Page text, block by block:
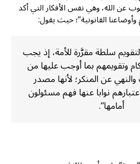
عن الله، وهي نفس الأفكار التي أكد
وأوضاعنا القانونية”؛ حيث يقول:
سلطة مقرَّرة للأمة، إذ يجب
وتقويمهم بما أوجب عليها من
والنهي عن المنكر؛ لأنها مصدر
نوابا عنها فهم مسئولون
أمامها”.